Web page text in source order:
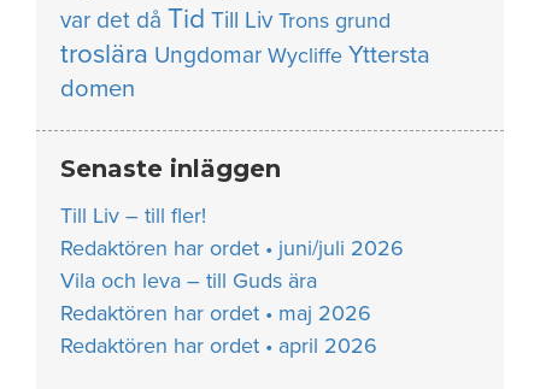
var det då Tid Till Liv Trons grund
troslära Ungdomar Wycliffe Yttersta
domen
Senaste inläggen
Till Liv – till fler!
Redaktören har ordet • juni/juli 2026
Vila och leva – till Guds ära
Redaktören har ordet • maj 2026
Redaktören har ordet • april 2026